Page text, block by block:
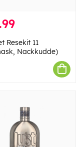
Resekit 11
Nackkudde)